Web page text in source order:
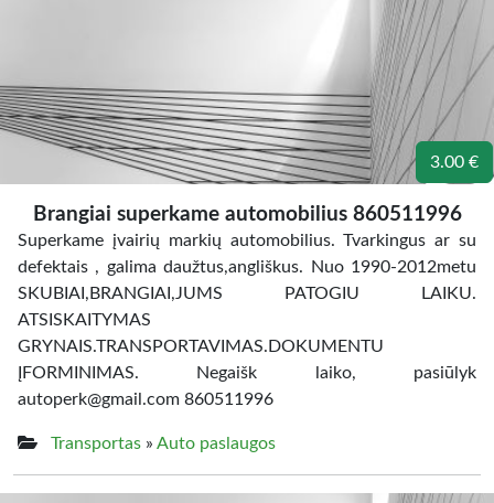
3.00 €
Brangiai superkame automobilius 860511996
Superkame įvairių markių automobilius. Tvarkingus ar su
defektais , galima daužtus,angliškus. Nuo 1990-2012metu
SKUBIAI,BRANGIAI,JUMS PATOGIU LAIKU.
ATSISKAITYMAS
GRYNAIS.TRANSPORTAVIMAS.DOKUMENTU
ĮFORMINIMAS. Negaišk laiko, pasiūlyk
autoperk@gmail.com 860511996
Transportas » Auto paslaugos